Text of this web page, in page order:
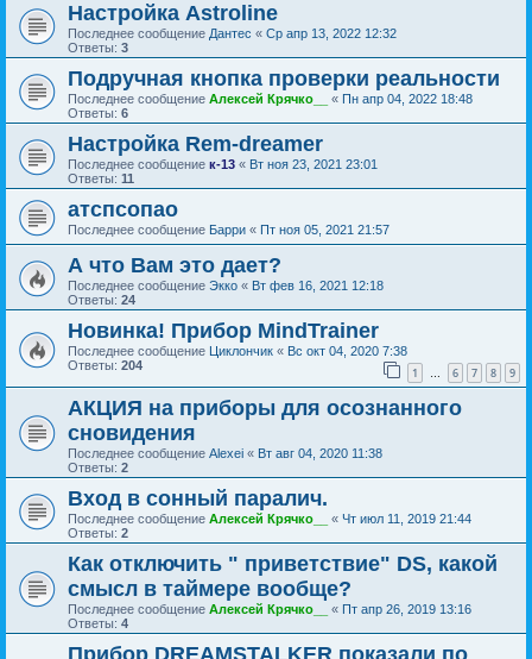
Настройка Astroline
Последнее сообщение Дантес « Ср апр 13, 2022 12:32
Ответы: 3
Подручная кнопка проверки реальности
Последнее сообщение Алексей Крячко__ « Пн апр 04, 2022 18:48
Ответы: 6
Настройка Rem-dreamer
Последнее сообщение к-13 « Вт ноя 23, 2021 23:01
Ответы: 11
атспсопао
Последнее сообщение Барри « Пт ноя 05, 2021 21:57
А что Вам это дает?
Последнее сообщение Экко « Вт фев 16, 2021 12:18
Ответы: 24
Новинка! Прибор MindTrainer
Последнее сообщение Циклончик « Вс окт 04, 2020 7:38
Ответы: 204 1 … 6 7 8 9
АКЦИЯ на приборы для осознанного
сновидения
Последнее сообщение Alexei « Вт авг 04, 2020 11:38
Ответы: 2
Вход в сонный паралич.
Последнее сообщение Алексей Крячко__ « Чт июл 11, 2019 21:44
Ответы: 2
Как отключить " приветствие" DS, какой
смысл в таймере вообще?
Последнее сообщение Алексей Крячко__ « Пт апр 26, 2019 13:16
Ответы: 4
Прибор DREAMSTALKER показали по